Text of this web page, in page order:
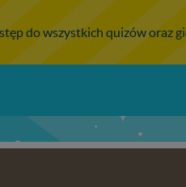
do wszystkich quizów oraz